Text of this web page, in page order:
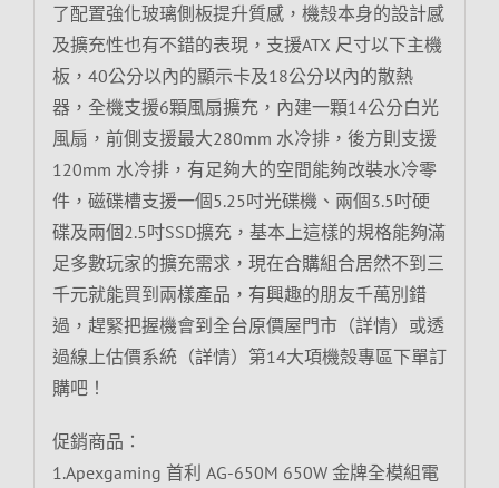
了配置強化玻璃側板提升質感，機殼本身的設計感
及擴充性也有不錯的表現，支援ATX 尺寸以下主機
板，40公分以內的顯示卡及18公分以內的散熱
器，全機支援6顆風扇擴充，內建一顆14公分白光
風扇，前側支援最大280mm 水冷排，後方則支援
120mm 水冷排，有足夠大的空間能夠改裝水冷零
件，磁碟槽支援一個5.25吋光碟機、兩個3.5吋硬
碟及兩個2.5吋SSD擴充，基本上這樣的規格能夠滿
足多數玩家的擴充需求，現在合購組合居然不到三
千元就能買到兩樣產品，有興趣的朋友千萬別錯
過，趕緊把握機會到全台原價屋門市（詳情）或透
過線上估價系統（詳情）第14大項機殼專區下單訂
購吧！
促銷商品：
1.Apexgaming 首利 AG-650M 650W 金牌全模組電